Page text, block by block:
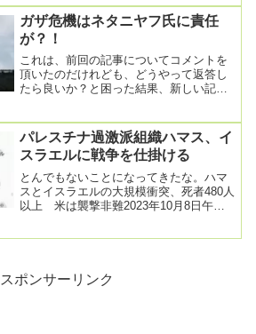
ガザ危機はネタニヤフ氏に責任
が？！
これは、前回の記事についてコメントを
頂いたのだけれども、どうやって返答し
たら良いか？と困った結果、新しい記事
パレスチナ過激派組織ハマス、イ
スラエルに戦争を仕掛ける
とんでもないことになってきたな。ハマ
スとイスラエルの大規模衝突、死者480人
以上 米は襲撃非難2023年10月8日午前
スポンサーリンク